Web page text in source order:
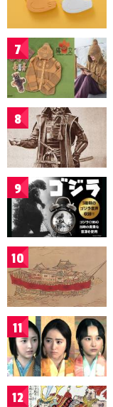
7
8
9
10
11
12